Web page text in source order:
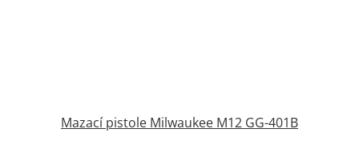
Mazací pistole Milwaukee M12 GG-401B